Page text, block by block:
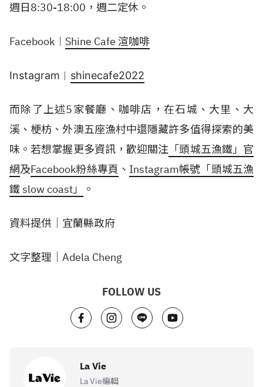
週日8:30-18:00，週二定休。
Facebook︱ Shine Cafe 渲咖啡
Instagram︱ shinecafe2022
而除了上述5家餐廳、咖啡店，在石城、大里、大
溪、梗枋、外澳五座漁村中還隱藏許多值得探索的美
味。若想掌握更多資訊，歡迎關注 「頭城五漁鐵」官
網及Facebook粉絲專頁 、 Instagram帳號「頭城五漁
鐵 slow coast」
。
資料提供｜宜蘭縣政府
文字整理｜Adela Cheng
FOLLOW US
La Vie
La Vie編輯